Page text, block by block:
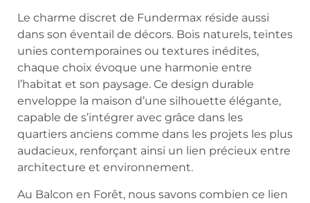
Le charme discret de Fundermax réside aussi
dans son éventail de décors. Bois naturels, teintes
unies contemporaines ou textures inédites,
chaque choix évoque une harmonie entre
l’habitat et son paysage. Ce design durable
enveloppe la maison d’une silhouette élégante,
capable de s’intégrer avec grâce dans les
quartiers anciens comme dans les projets les plus
audacieux, renforçant ainsi un lien précieux entre
architecture et environnement.
Au Balcon en Forêt, nous savons combien ce lien